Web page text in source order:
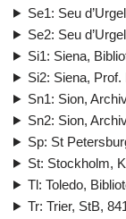
Se1: Seu
Se2: Seu
Si1: Siena,
Si2: Siena,
Sn1: Sion,
Sn2: Sion,
Sp: St
St: Stockholm,
Tl: Toledo,
Tr: Trier, StB,